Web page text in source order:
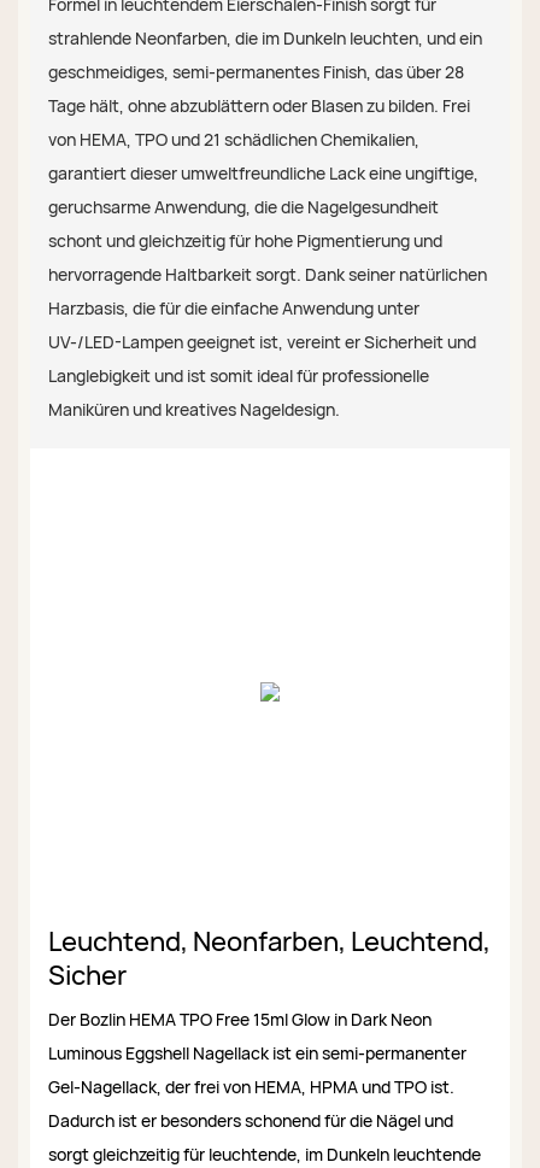
strahlende Neonfarben, die im Dunkeln leuchten, und ein
geschmeidiges, semi-permanentes Finish, das über 28
Tage hält, ohne abzublättern oder Blasen zu bilden. Frei
von HEMA, TPO und 21 schädlichen Chemikalien,
garantiert dieser umweltfreundliche Lack eine ungiftige,
geruchsarme Anwendung, die die Nagelgesundheit
schont und gleichzeitig für hohe Pigmentierung und
hervorragende Haltbarkeit sorgt. Dank seiner natürlichen
Harzbasis, die für die einfache Anwendung unter
UV-/LED-Lampen geeignet ist, vereint er Sicherheit und
Langlebigkeit und ist somit ideal für professionelle
Maniküren und kreatives Nageldesign.
Leuchtend, Neonfarben, Leuchtend,
Sicher
Der Bozlin HEMA TPO Free 15ml Glow in Dark Neon
Luminous Eggshell Nagellack ist ein semi-permanenter
Gel-Nagellack, der frei von HEMA, HPMA und TPO ist.
Dadurch ist er besonders schonend für die Nägel und
sorgt gleichzeitig für leuchtende, im Dunkeln leuchtende